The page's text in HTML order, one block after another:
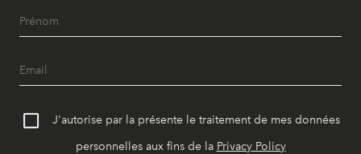
J'autorise par la présente le traitement de mes données
personnelles aux fins de la Privacy Policy